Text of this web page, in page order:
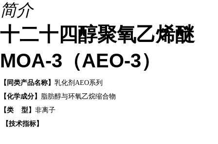
简介
十二十四醇聚氧乙烯醚
MOA-3（AEO-3）
【 同类产品名称】 乳化剂AEO系列
【化学成分】 脂肪醇与环氧乙烷缩合物
【类 型 】 非离子
【技术指标】